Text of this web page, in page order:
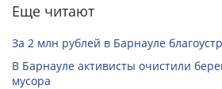
Еще читают
За 2 млн рублей в Барнауле
В Барнауле активисты очистили
мусора